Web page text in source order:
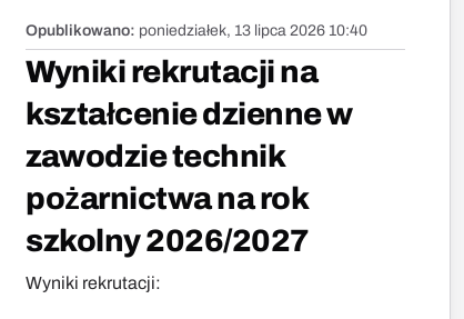
Opublikowano: poniedziałek, 13 lipca 2026 10:40
Wyniki rekrutacji na
kształcenie dzienne w
zawodzie technik
pożarnictwa na rok
szkolny 2026/2027
Wyniki rekrutacji: